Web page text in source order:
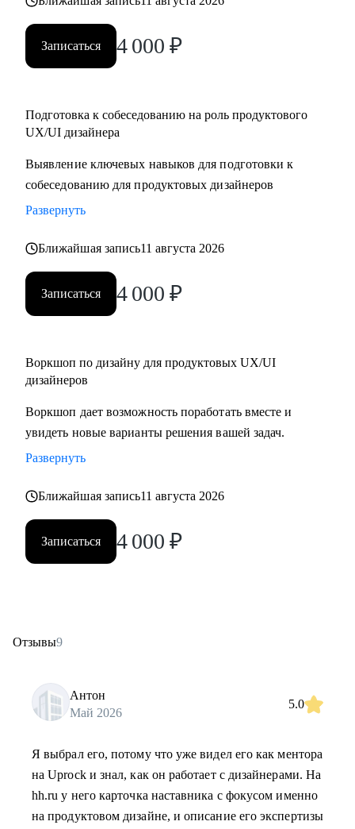
Записаться 4 000 ₽
Подготовка к собеседованию на роль продуктового
UX/UI дизайнера
Выявление ключевых навыков для подготовки к
собеседованию для продуктовых дизайнеров
Развернуть
Ближайшая запись11 августа 2026
Записаться 4 000 ₽
Воркшоп по дизайну для продуктовых UX/UI
дизайнеров
Воркшоп дает возможность поработать вместе и
увидеть новые варианты решения вашей задач.
Развернуть
Ближайшая запись11 августа 2026
Записаться 4 000 ₽
Отзывы9
Антон
Май 2026
5.0
Я выбрал его, потому что уже видел его как ментора
на Uprock и знал, как он работает с дизайнерами. На
hh.ru у него карточка наставника с фокусом именно
на продуктовом дизайне, и описание его экспертизы